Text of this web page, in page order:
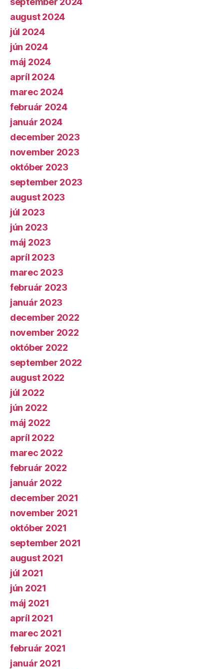
august 2024
júl 2024
jún 2024
máj 2024
apríl 2024
marec 2024
február 2024
január 2024
december 2023
november 2023
október 2023
september 2023
august 2023
júl 2023
jún 2023
máj 2023
apríl 2023
marec 2023
február 2023
január 2023
december 2022
november 2022
október 2022
september 2022
august 2022
júl 2022
jún 2022
máj 2022
apríl 2022
marec 2022
február 2022
január 2022
december 2021
november 2021
október 2021
september 2021
august 2021
júl 2021
jún 2021
máj 2021
apríl 2021
marec 2021
február 2021
január 2021